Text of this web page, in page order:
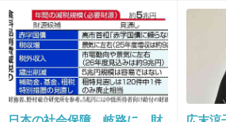
年中の男子。
夫がいつもバリカンで切ってます。ス
バリカンには切り方のテキストご入っ
にして切ってます。